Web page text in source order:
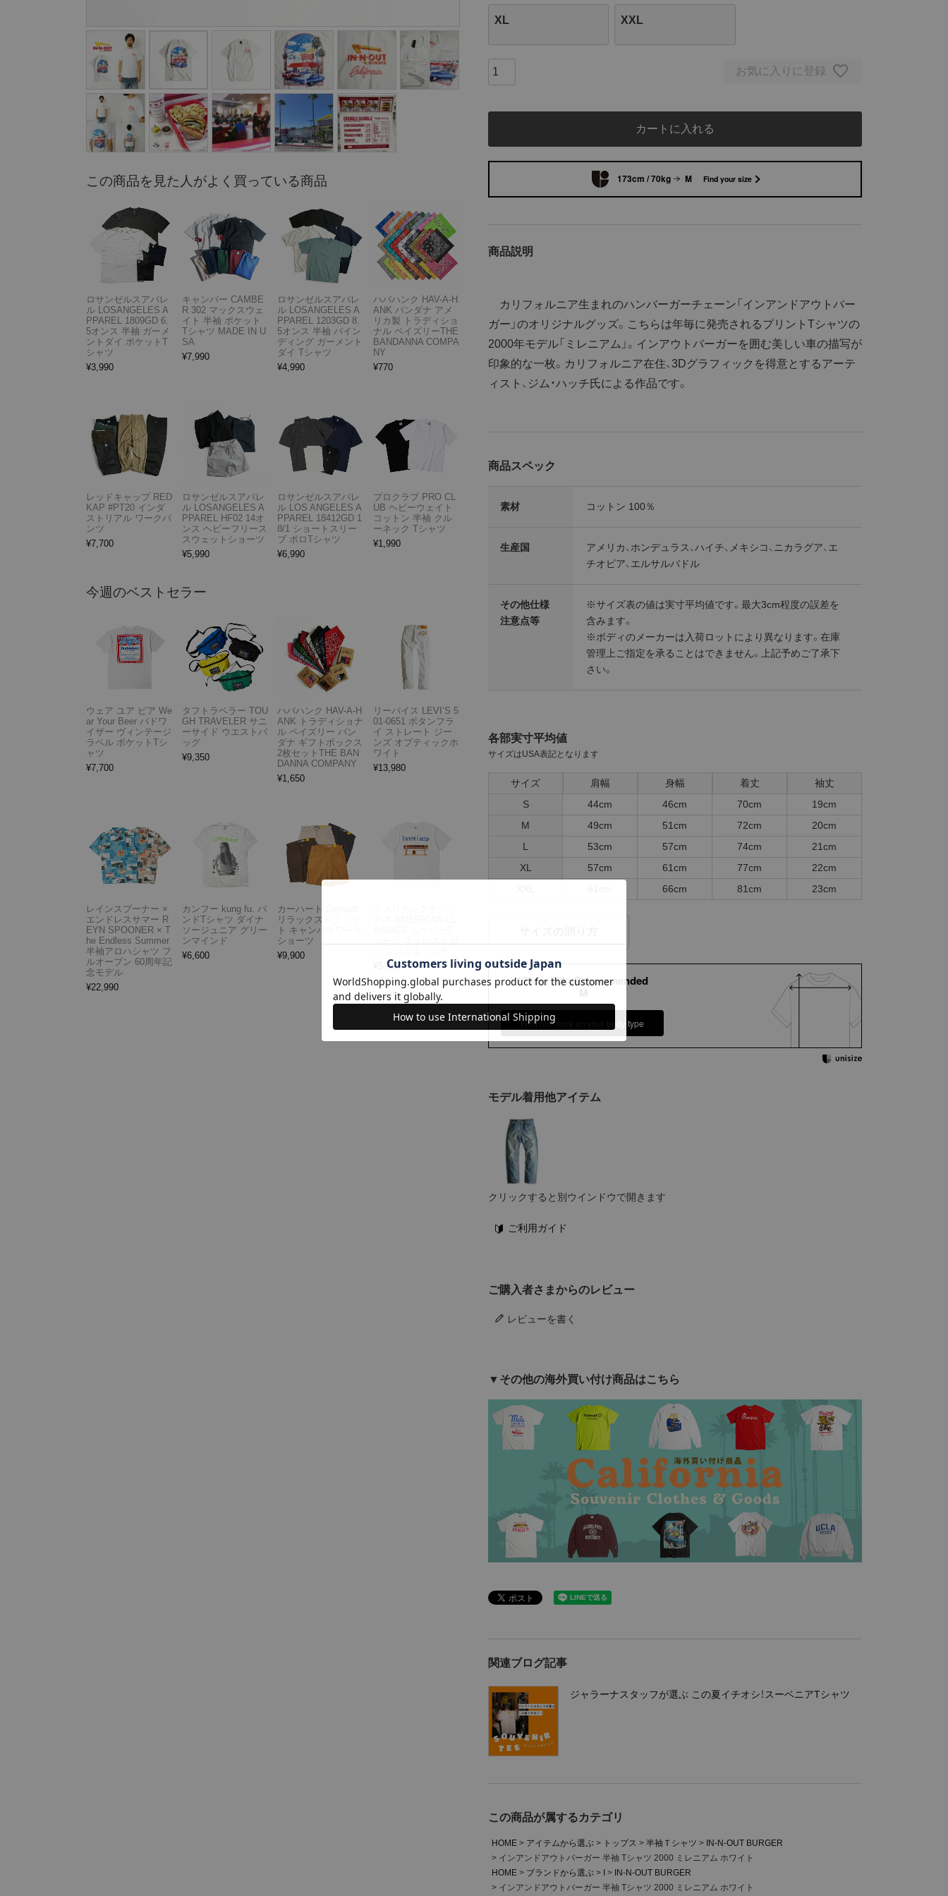
XL XXL
お気に入りに登録
カートに入れる
173cm / 70kg M Find your size
商品説明
カリフォルニア生まれのハンバーガーチェーン「インアンドアウトバー
ガー」のオリジナルグッズ。こちらは年毎に発売されるプリントTシャツの
2000年モデル「ミレニアム」。インアウトバーガーを囲む美しい車の描写が
印象的な一枚。カリフォルニア在住、3Dグラフィックを得意とするアーテ
ィスト、ジム・ハッチ氏による作品です。
商品スペック
素材 コットン 100％
生産国
アメリカ、ホンデュラス、ハイチ、メキシコ、ニカラグア、エ
チオピア、エルサルバドル
その他仕様
注意点等
※サイズ表の値は実寸平均値です。最大3cm程度の誤差を
含みます。
※ボディのメーカーは入荷ロットにより異なります。在庫
管理上ご指定を承ることはできません。上記予めご了承下
さい。
各部実寸平均値
サイズはUSA表記となります
サイズ 肩幅 身幅 着丈
袖丈
S
44cm 46cm 70cm
19cm
M
49cm 51cm 72cm
20cm
L
53cm 57cm 74cm
21cm
XL
57cm 61cm 77cm
22cm
66cm 81cm 23cm
173cm 70kgRecommended
Find out more on your body type
モデル着用他アイテム
クリックすると別ウインドウで開きます
ご利用ガイド
ご購入者さまからのレビュー
レビューを書く
▼その他の海外買い付け商品はこちら
関連ブログ記事
ジャラーナスタッフが選ぶ この夏イチオシ！スーベニアTシャツ
この商品が属するカテゴリ
HOME アイテムから選ぶ トップス 半袖Ｔシャツ
IN-N-OUT BURGER
インアンドアウトバーガー 半袖 Tシャツ 2000 ミレニアム ホワイト
HOME
ブランドから選ぶ
IN-N-OUT BURGER
インアンドアウトバーガー 半袖 Tシャツ 2000 ミレニアム ホワイト
この商品を見た人がよく買っている商品
ロサンゼルスアパレ
ル LOSANGELES A
PPAREL 1809GD 6.
5オンス 半袖 ガーメ
ントダイ ポケットT
シャツ
¥3,990
キャンバー CAMBE
R 302 マックスウェ
イト 半袖 ポケット
Tシャツ MADE IN U
SA
¥7,990
ロサンゼルスアパレ
ル LOSANGELES A
PPAREL 1203GD 8.
5オンス 半袖 バイン
ディング ガーメント
ダイ Tシャツ
¥4,990
ハバハンク HAV-A-H
ANK バンダナ アメ
リカ製 トラディショ
ナル ペイズリーTHE
BANDANNA COMPA
NY
¥770
レッドキャップ RED
KAP #PT20 インダ
ストリアル ワークパ
ンツ
¥7,700
ロサンゼルスアパレ
ル LOSANGELES A
PPAREL HF02 14オ
ンス ヘビーフリース
スウェットショーツ
¥5,990
ロサンゼルスアパレ
ル LOS ANGELES A
PPAREL 18412GD 1
8/1 ショートスリー
ブ ポロTシャツ
¥6,990
プロクラブ PRO CL
UB ヘビーウェイト
コットン 半袖 クル
ーネック Tシャツ
¥1,990
今週のベストセラー
ウェア ユア ビア We
ar Your Beer バドワ
イザー ヴィンテージ
ラベル ポケットTシ
ャツ
¥7,700
タフトラベラー TOU
GH TRAVELER サニ
ーサイド ウエストバ
ッグ
¥9,350
ハバハンク HAV-A-H
ANK トラディショナ
ル ペイズリー バン
ダナ ギフトボックス
2枚セットTHE BAN
DANNA COMPANY
¥1,650
リーバイス LEVI’S 5
01-0651 ボタンフラ
イ ストレート ジー
ンズ オプティックホ
ワイト
¥13,980
レインスプーナー ×
エンドレスサマー R
EYN SPOONER × T
he Endless Summer
半袖アロハシャツ フ
ルオープン 60周年記
念モデル
¥22,990
カンフー kung fu. バ
ンドTシャツ ダイナ
ソージュニア グリー
ンマインド
¥6,600
カーハート Carhartt
リラックスドフィッ
ト キャンバスワーク
ショーツ
¥9,900
5,747